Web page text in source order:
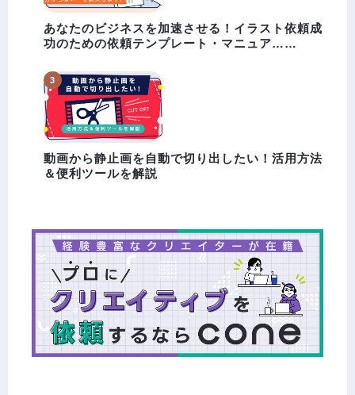
あなたのビジネスを加速させる！イラスト依頼成
功のための依頼テンプレート・マニュア……
動画から静止画を自動で切り出したい！活用方法
＆便利ツールを解説